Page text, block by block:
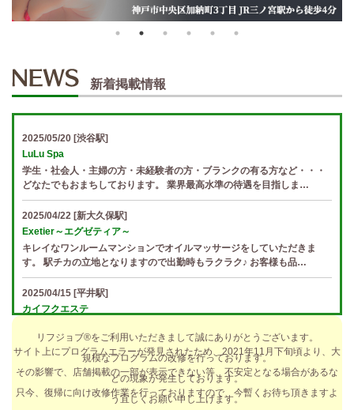
新着掲載情報
2025/05/20 [渋谷駅]
LuLu Spa
学生・社会人・主婦の方・未経験者の方・ブランクの有る方など・・・
どなたでもおまちしております。 業界最高水準の待遇を目指しま…
2025/04/22 [新大久保駅]
Exetier～エグゼティア～
キレイなワンルームマンションでオイルマッサージをしていただきま
す。 駅チカの立地となりますので出勤時もラクラク♪ お客様も品…
2025/04/15 [平井駅]
カイフクエステ
り♪ 日給5万円以上可！人によっては10万円も★ 全額日払い＆…
2025/04/14
[小倉駅]
The Ritz cache (ザ リッツ カシェ)
歩合率・RANK昇格制度 給与保証・アリバイ対策・送迎など、 快適なお
リフジョブ®をご利用いただきまして誠にありがとうございます。
サイト上にプログラムエラーが発見されたため、2021年11月下旬頃より、大
規模なプログラムの改修を行っております。
その影響で、店舗掲載の一部が表示できない等、不安定となる場合があるな
どの現象が発生しております。
只今、復帰に向け改修作業を行っておりますので、今暫くお待ち頂きますよ
う宜しくお願い申し上げます。